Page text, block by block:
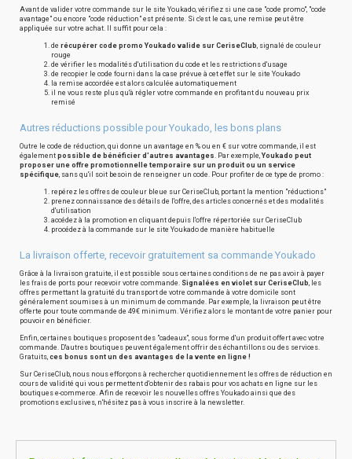
Avant de valider votre commande sur le site Youkado, vérifiez si une case "code promo", "code
avantage" ou encore "code réduction" est présente. Si c'est le cas, une remise peut être
appliquée sur votre achat. Il suffit pour cela :
de récupérer code promo Youkado valide sur CeriseClub, signalé de couleur
rouge
de vérifier les modalités d'utilisation du code et les restrictions d'usage
de recopier le code fourni dans la case prévue à cet effet sur le site Youkado
la remise accordée est alors calculée automatiquement
il ne vous reste plus qu'à régler votre commande en profitant du nouveau prix
remisé
Autres réductions possible pour Youkado, les bons plans
Outre le code de réduction, qui donne un avantage en % ou en € sur votre commande, il est
également possible de bénéficier d'autres avantages. Par exemple,Youkado peut
proposer une offre promotionnelle temporaire sur un produit ou un service
spécifique, sans qu'il soit besoin de renseigner un code. Pour profiter de ce type de promo :
repérez les offres de couleur bleue sur CeriseClub, portant la mention "réductions"
prenez connaissance des détails de l'offre, des articles concernés et des modalités
d'utilisation
accédez à la promotion en cliquant depuis l'offre répertoriée sur CeriseClub
procédez à la commande sur le site Youkado de manière habituelle
La livraison offerte, recevoir gratuitement sa commande Youkado
Grâce à la livraison gratuite, il est possible sous certaines conditions de ne pas avoir à payer
les frais de ports pour recevoir votre commande. Signalées en violet sur CeriseClub, les
offres permettant la gratuité du transport de votre commande à votre domicile sont
généralement soumises à un minimum de commande. Par exemple, la livraison peut être
offerte pour toute commande de 49€ minimum. Vérifiez alors le montant de votre panier pour
pouvoir en bénéficier.
Enfin, certaines boutiques proposent des "cadeaux", sous forme d'un produit offert avec votre
commande. D'autres boutiques peuvent également offrir des échantillons ou des services.
Gratuits, ces bonus sont un des avantages de la vente en ligne !
Sur CeriseClub, nous nous efforçons à rechercher quotidiennement les offres de réduction en
cours de validité qui vous permettent d'obtenir des rabais pour vos achats en ligne sur les
boutiques e-commerce. Afin de recevoir les nouvelles offres Youkado ainsi que des
promotions exclusives, n'hésitez pas à vous inscrire à la newsletter.